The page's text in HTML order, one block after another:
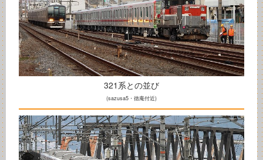
321系との並び
(sazusa5・徳庵付近)